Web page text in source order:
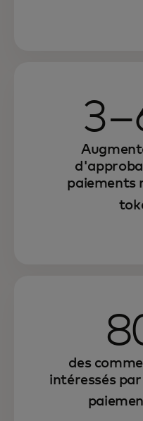
paiements
des
intéressés